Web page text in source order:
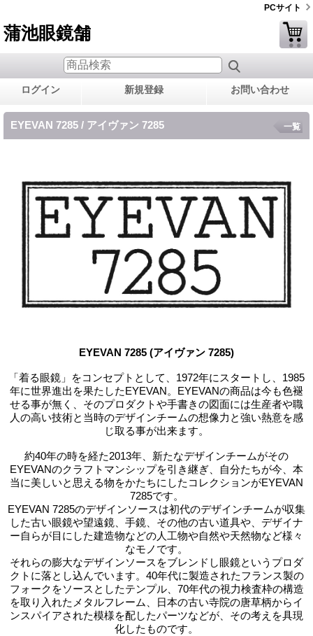
PCサイト
蒲池眼鏡舗
ログイン 新規登録 お問い合わせ
EYEVAN 7285 / アイヴァン 7285
EYEVAN 7285 (アイヴァン 7285)
「着る眼鏡」をコンセプトとして、1972年にスタートし、1985
年に世界進出を果たしたEYEVAN。EYEVANの商品は今も色褪
せる事が無く、そのプロダクトや手書きの図面には生産者や職
人の高い技術と当時のデザインチームの想像力と強い熱意を感
じ取る事が出来ます。
約40年の時を経た2013年、新たなデザインチームがその
EYEVANのクラフトマンシップを引き継ぎ、自分たちが今、本
当に美しいと思える物をかたちにしたコレクションがEYEVAN
7285です。
EYEVAN 7285のデザインソースは初代のデザインチームが収集
した古い眼鏡や望遠鏡、手鏡、その他の古い道具や、デザイナ
ー自らが目にした建造物などの人工物や自然や天然物など様々
なモノです。
それらの膨大なデザインソースをブレンドし眼鏡というプロダ
クトに落とし込んでいます。40年代に製造されたフランス製の
フォークをソースとしたテンプル、70年代の視力検査枠の構造
を取り入れたメタルフレーム、日本の古い寺院の唐草柄からイ
ンスパイアされた模様を配したパーツなどが、その考えを具現
化したものです。
一覧